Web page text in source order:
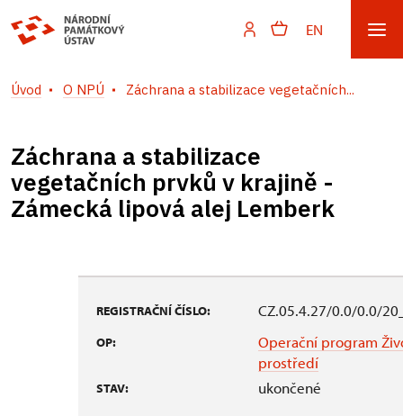
EN
Úvod O NPÚ Záchrana a stabilizace vegetačních...
Záchrana a stabilizace
vegetačních prvků v krajině -
Zámecká lipová alej Lemberk
REGISTRAČNÍ ČÍSLO: CZ.05.4.27/0.0/0.0/
OP:
Operační program
prostředí
STAV: ukončené